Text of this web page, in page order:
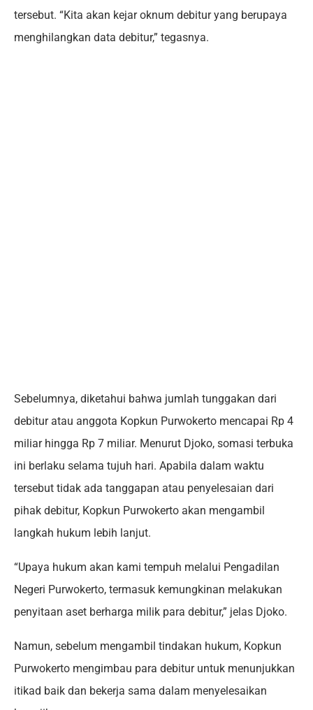
tersebut. “Kita akan kejar oknum debitur yang berupaya
menghilangkan data debitur,” tegasnya.
Sebelumnya, diketahui bahwa jumlah tunggakan dari
debitur atau anggota Kopkun Purwokerto mencapai Rp 4
miliar hingga Rp 7 miliar. Menurut Djoko, somasi terbuka
ini berlaku selama tujuh hari. Apabila dalam waktu
tersebut tidak ada tanggapan atau penyelesaian dari
pihak debitur, Kopkun Purwokerto akan mengambil
langkah hukum lebih lanjut.
“Upaya hukum akan kami tempuh melalui Pengadilan
Negeri Purwokerto, termasuk kemungkinan melakukan
penyitaan aset berharga milik para debitur,” jelas Djoko.
Namun, sebelum mengambil tindakan hukum, Kopkun
Purwokerto mengimbau para debitur untuk menunjukkan
itikad baik dan bekerja sama dalam menyelesaikan